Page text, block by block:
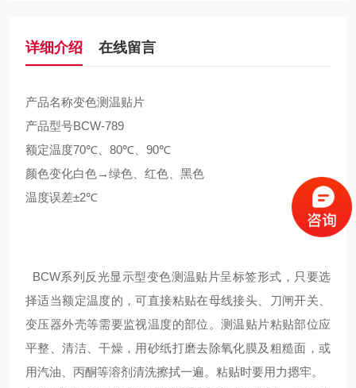
详细介绍 在线留言
产品名称变色测温贴片
产品型号BCW-789
额定温度70℃、80℃、90℃
颜色变化白色→绿色、红色、黑色
温度误差±2℃
BCW系列反光显示型变色测温贴片呈标签形式，只要选
择适当额定温度的，可直接粘贴在母线接头、刀闸开关、
变压器外壳等需要监视温度的部位。测温贴片粘贴部位应
平整、清洁、干燥，用砂纸打磨去除氧化膜及粗糙面，或
用汽油、丙酮等溶剂清洗擦拭一遍。粘贴时要用力摁牢。